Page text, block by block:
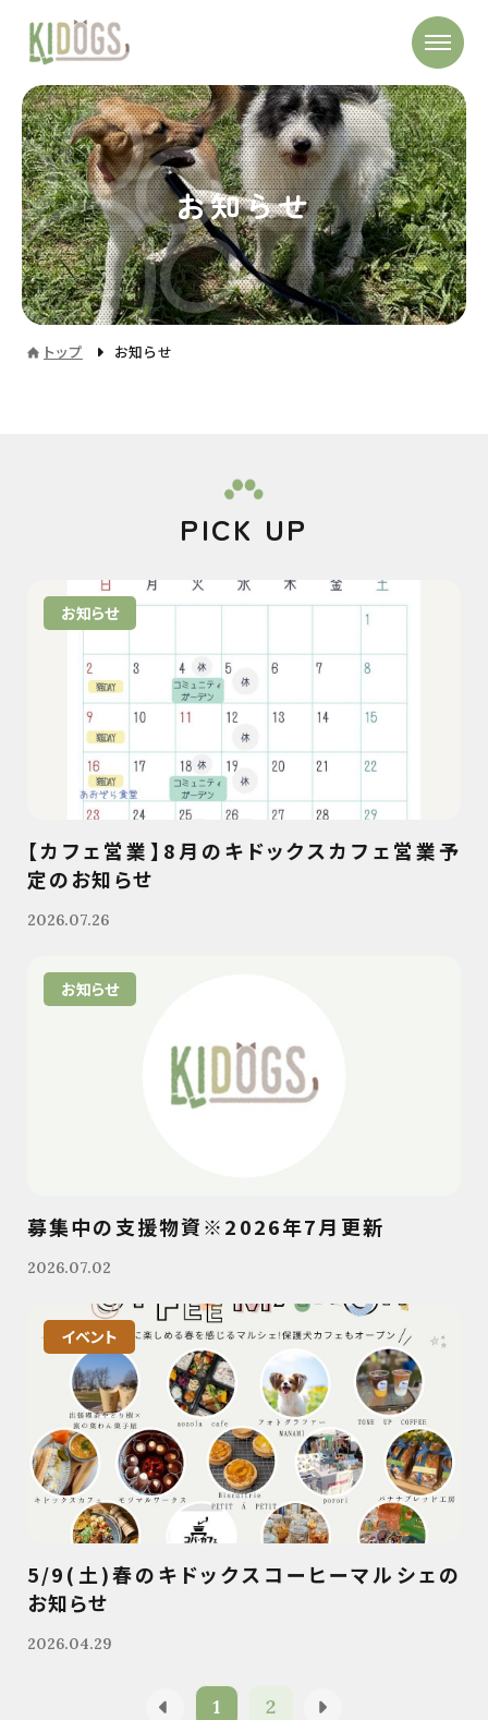
お知らせ
トップ お知らせ
PICK UP
お知らせ
【カフェ営業】8月のキドックスカフェ営業予
定のお知らせ
2026.07.26
お知らせ
募集中の支援物資※2026年7月更新
2026.07.02
イベント
5/9(土)春のキドックスコーヒーマルシェの
お知らせ
2026.04.29
1 2